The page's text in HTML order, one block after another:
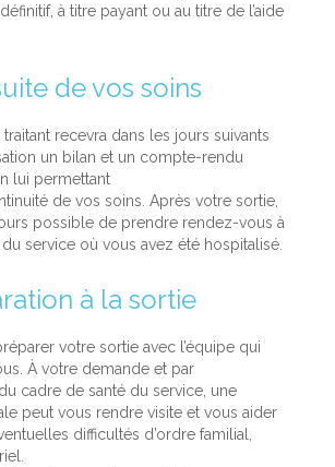
à titre payant ou au titre de l’aide
de vos soins
recevra dans les jours suivants
un bilan et un compte-rendu
lui permettant
de vos soins. Après votre sortie,
possible de prendre rendez-vous à
service où vous avez été hospitalisé.
à la sortie
votre sortie avec l’équipe qui
À votre demande et par
cadre de santé du service, une
peut vous rendre visite et vous aider
difficultés d’ordre familial,